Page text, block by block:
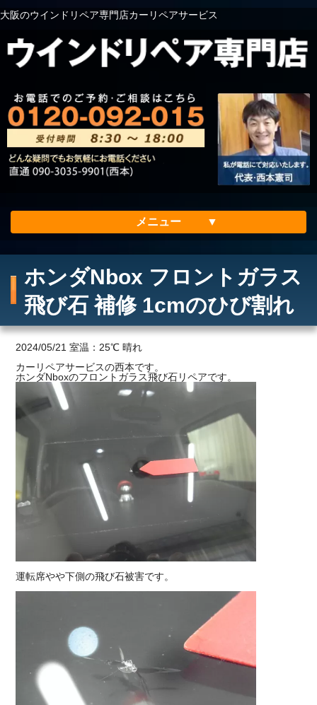
大阪のウインドリペア専門店カーリペアサービス
メニュー
会社案内
メリット
ご利用の流れ
価格
ホンダNbox フロントガラス
飛び石 補修 1cmのひび割れ
2024/05/21 室温：25℃ 晴れ
カーリペアサービスの西本です。
ホンダNboxのフロントガラス飛び石リペアです。
運転席やや下側の飛び石被害です。